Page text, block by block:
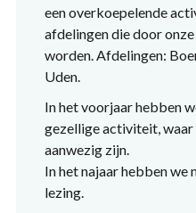
een overkoepelende
afdelingen die door
worden. Afdelingen:
Uden.
In het voorjaar hebben
gezellige activiteit,
aanwezig zijn.
In het najaar hebben we
lezing.